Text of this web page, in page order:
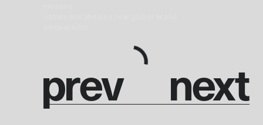
prev next